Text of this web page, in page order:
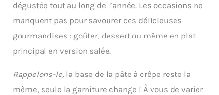
dégustée tout au long de l’année. Les occasions ne
manquent pas pour savourer ces délicieuses
gourmandises : goûter, dessert ou même en plat
principal en version salée.
Rappelons-le, la base de la pâte à crêpe reste la
même, seule la garniture change ! À vous de varier